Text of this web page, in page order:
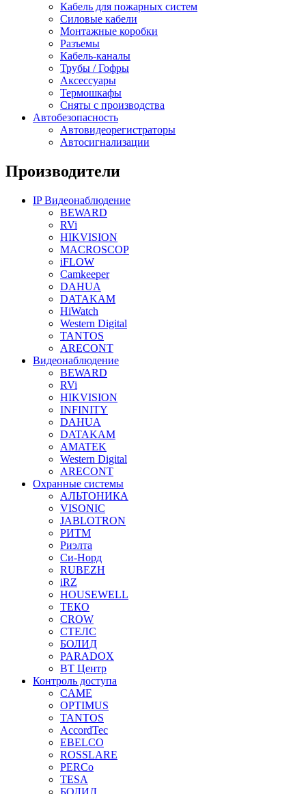
Кабель для пожарных систем
Силовые кабели
Монтажные коробки
Разъемы
Кабель-каналы
Трубы / Гофры
Аксессуары
Термошкафы
Сняты с производства
Автобезопасность
Автовидеорегистраторы
Автосигнализации
Производители
IP Видеонаблюдение
BEWARD
RVi
HIKVISION
MACROSCOP
iFLOW
Camkeeper
DAHUA
DATAKAM
HiWatch
Western Digital
TANTOS
ARECONT
Видеонаблюдение
BEWARD
RVi
HIKVISION
INFINITY
DAHUA
DATAKAM
AMATEK
Western Digital
ARECONT
Охранные системы
АЛЬТОНИКА
VISONIC
JABLOTRON
РИТМ
Риэлта
Си-Норд
RUBEZH
iRZ
HOUSEWELL
ТЕКО
CROW
СТЕЛС
БОЛИД
PARADOX
ВТ Центр
Контроль доступа
CAME
OPTIMUS
TANTOS
AccordTec
EBELCO
ROSSLARE
PERCo
TESA
БОЛИД